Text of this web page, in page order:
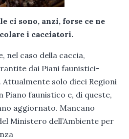
ci sono, anzi, forse ce ne
i cacciatori.
nel caso della caccia,
dai Piani faunistici-
solo dieci Regioni
faunistico e, di queste,
aggiornato. Mancano
Ministero dell’Ambiente per